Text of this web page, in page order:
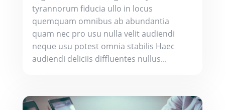
tyrannorum fiducia ullo in locus
quemquam omnibus ab abundantia
quam nec pro usu nulla velit audiendi
neque usu potest omnia stabilis Haec
audiendi deliciis diffluentes nullus...